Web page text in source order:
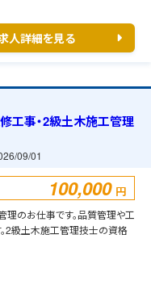
人詳細を見る
工事・2級土木施工管理
09/01
100,000 円
のお仕事です。品質管理や工
2級土木施工管理技士の資格